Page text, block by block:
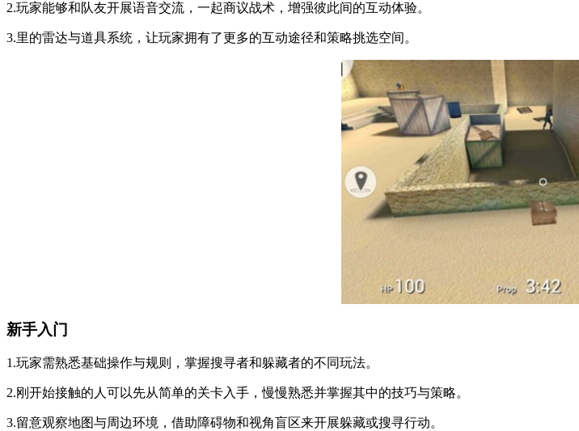
2.玩家能够和队友开展语音交流，一起商议战术，增强彼此间的互动体验。
3.里的雷达与道具系统，让玩家拥有了更多的互动途径和策略挑选空间。
新手入门
1.玩家需熟悉基础操作与规则，掌握搜寻者和躲藏者的不同玩法。
2.刚开始接触的人可以先从简单的关卡入手，慢慢熟悉并掌握其中的技巧与策略。
3.留意观察地图与周边环境，借助障碍物和视角盲区来开展躲藏或搜寻行动。